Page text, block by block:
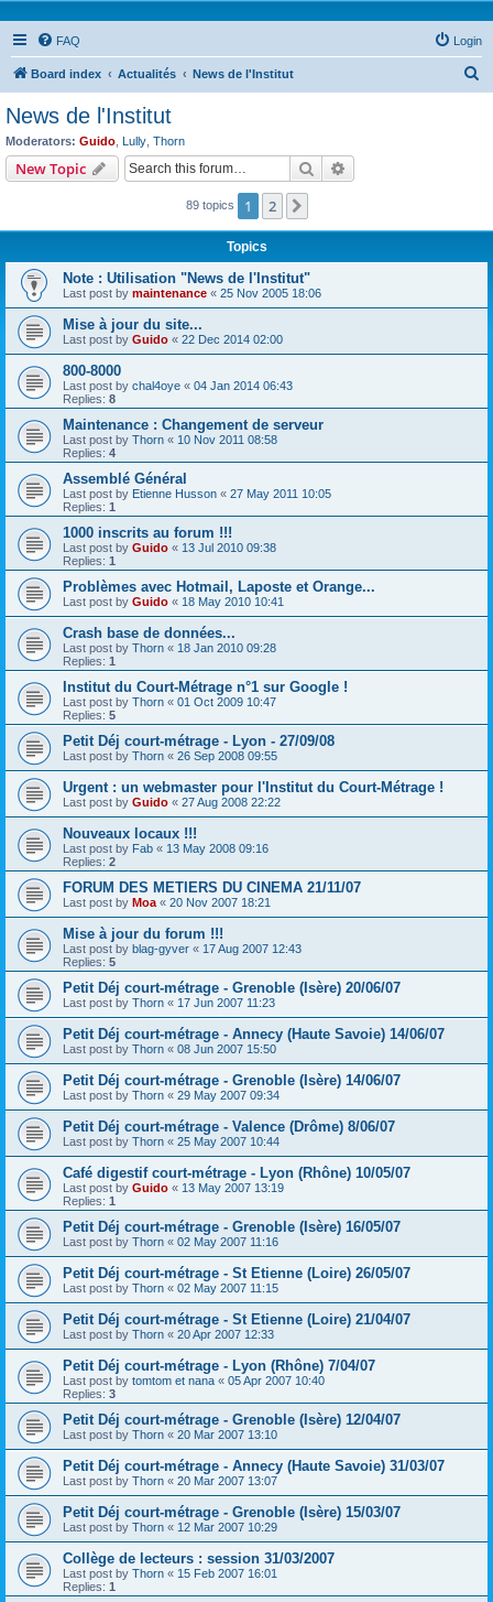
FAQ Login
Board index Actualités News de l'Institut
News de l'Institut
Moderators: Guido Lully Thorn
New Topic Search
89 topics 1 2
Topics
Note : Utilisation "News de l'Institut"
Last post by maintenance « 25 Nov 2005 18:06
Mise à jour du site...
Last post by Guido « 22 Dec 2014 02:00
800-8000
Last post by chal4oye « 04 Jan 2014 06:43
Replies: 8
Maintenance : Changement de serveur
Last post by Thorn « 10 Nov 2011 08:58
Replies: 4
Assemblé Général
Last post by Etienne Husson « 27 May 2011 10:05
Replies: 1
1000 inscrits au forum !!!
Last post by Guido « 13 Jul 2010 09:38
Replies: 1
Problèmes avec Hotmail, Laposte et Orange...
Last post by Guido « 18 May 2010 10:41
Crash base de données...
Last post by Thorn « 18 Jan 2010 09:28
Replies: 1
Institut du Court-Métrage n°1 sur Google !
Last post by Thorn « 01 Oct 2009 10:47
Replies: 5
Petit Déj court-métrage - Lyon - 27/09/08
Last post by Thorn « 26 Sep 2008 09:55
Urgent : un webmaster pour l'Institut du Court-Métrage !
Last post by Guido « 27 Aug 2008 22:22
Nouveaux locaux !!!
Last post by Fab « 13 May 2008 09:16
Replies: 2
FORUM DES METIERS DU CINEMA 21/11/07
Last post by Moa « 20 Nov 2007 18:21
Mise à jour du forum !!!
Last post by blag-gyver « 17 Aug 2007 12:43
Replies: 5
Petit Déj court-métrage - Grenoble (Isère) 20/06/07
Last post by Thorn « 17 Jun 2007 11:23
Petit Déj court-métrage - Annecy (Haute Savoie) 14/06/07
Last post by Thorn « 08 Jun 2007 15:50
Petit Déj court-métrage - Grenoble (Isère) 14/06/07
Last post by Thorn « 29 May 2007 09:34
Petit Déj court-métrage - Valence (Drôme) 8/06/07
Last post by Thorn « 25 May 2007 10:44
Café digestif court-métrage - Lyon (Rhône) 10/05/07
Last post by Guido « 13 May 2007 13:19
Replies: 1
Petit Déj court-métrage - Grenoble (Isère) 16/05/07
Last post by Thorn « 02 May 2007 11:16
Petit Déj court-métrage - St Etienne (Loire) 26/05/07
Last post by Thorn « 02 May 2007 11:15
Petit Déj court-métrage - St Etienne (Loire) 21/04/07
Last post by Thorn « 20 Apr 2007 12:33
Petit Déj court-métrage - Lyon (Rhône) 7/04/07
Last post by tomtom et nana « 05 Apr 2007 10:40
Replies: 3
Petit Déj court-métrage - Grenoble (Isère) 12/04/07
Last post by Thorn « 20 Mar 2007 13:10
Petit Déj court-métrage - Annecy (Haute Savoie) 31/03/07
Last post by Thorn « 20 Mar 2007 13:07
Petit Déj court-métrage - Grenoble (Isère) 15/03/07
Last post by Thorn « 12 Mar 2007 10:29
Collège de lecteurs : session 31/03/2007
Last post by Thorn « 15 Feb 2007 16:01
Replies: 1